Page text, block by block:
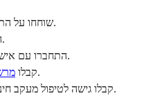
שוחחו על התסמינים והיסטוריית האקנה שלכם.
העלו תמונות של האזורים הפגועים.
התחברו עם איש צוות רפואי מורשה במידת הצורך.
קבלואם זה מתאים מבחינה רפואית.
קבלו גישה לטיפול מעקב חינם עד 12 חודשים עם אותו מרשם.